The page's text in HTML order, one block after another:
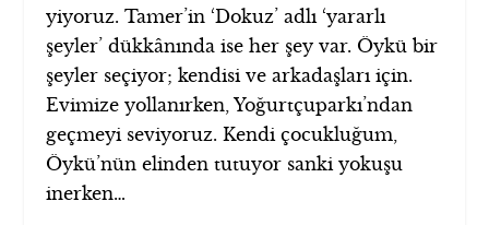
yiyoruz. Tamer’in ‘Dokuz’ adlı ‘yararlı
şeyler’ dükkânında ise her şey var. Öykü bir
şeyler seçiyor; kendisi ve arkadaşları için.
Evimize yollanırken, Yoğurtçuparkı’ndan
geçmeyi seviyoruz. Kendi çocukluğum,
Öykü’nün elinden tutuyor sanki yokuşu
inerken…